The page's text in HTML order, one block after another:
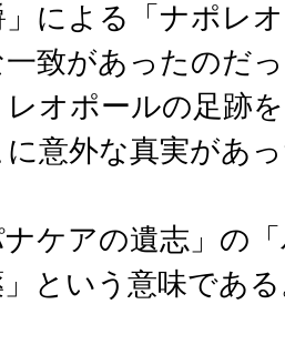
」による「ナポレ
一致があったのだ
レオポールの足跡
に意外な真実があ
ケアの遺志」の
」という意味であ